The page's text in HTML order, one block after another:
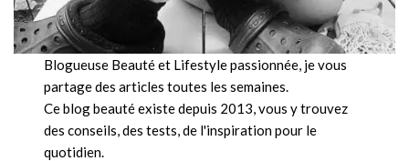
Blogueuse Beauté et Lifestyle passionnée, je vous
partage des articles toutes les semaines.
Ce blog beauté existe depuis 2013, vous y trouvez
des conseils, des tests, de l'inspiration pour le
quotidien.